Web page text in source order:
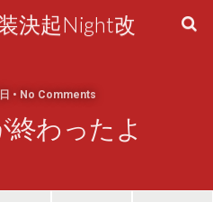
決起Night改
• No Comments
終わったよ